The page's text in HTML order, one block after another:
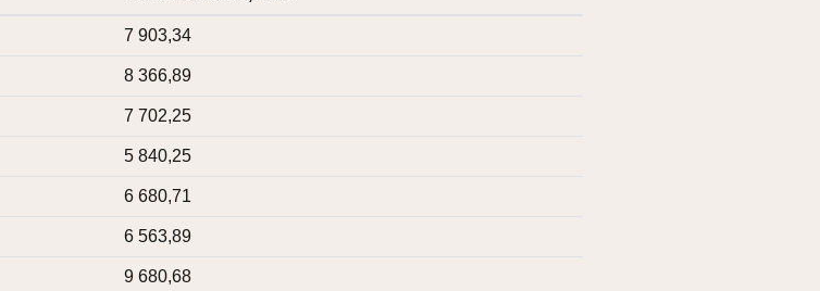
7 903,34
8 366,89
7 702,25
5 840,25
6 680,71
6 563,89
9 680,68